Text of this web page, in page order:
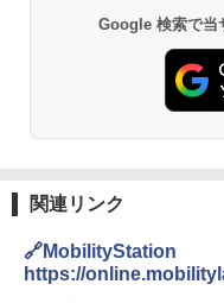
Google 検索で当
関連リンク
🔗MobilityStation
https://